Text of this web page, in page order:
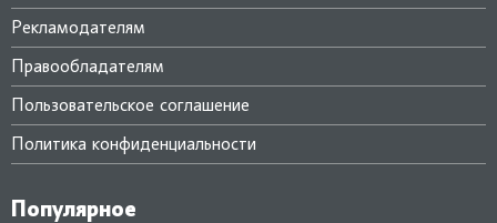
Рекламодателям
Правообладателям
Пользовательское соглашение
Политика конфиденциальности
Популярное